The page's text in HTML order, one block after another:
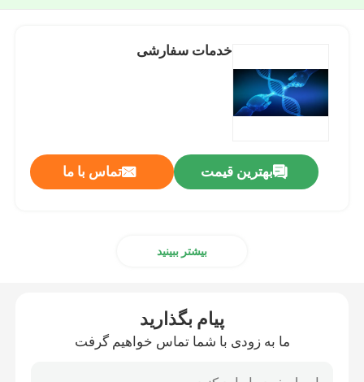
خدمات سفارشی
بهترین قیمت تماس با ما
بیشتر ببینید
پیام بگذارید
ما به زودی با شما تماس خواهیم گرفت